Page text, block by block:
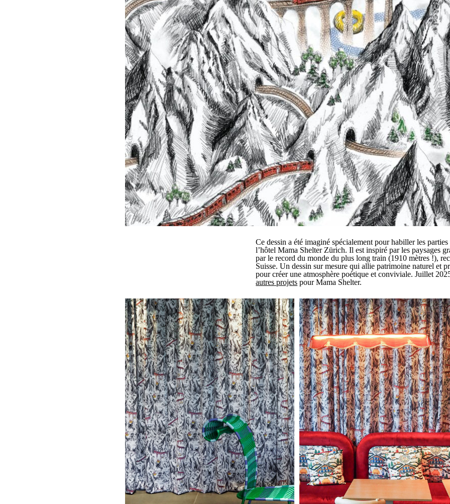
Ce dessin a été imaginé spécialement pour habiller les
l’hôtel Mama Shelter Zürich. Il est inspiré par les paysages
par le record du monde du plus long train (1910 mètres !),
Suisse. Un dessin sur mesure qui allie patrimoine naturel et
pour créer une atmosphère poétique et conviviale. Juillet
autres projets pour Mama Shelter.